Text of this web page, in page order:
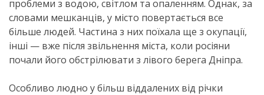
проблеми з водою, світлом та опаленням. Однак, за
словами мешканців, у місто повертається все
більше людей. Частина з них поїхала ще з окупації,
інші — вже після звільнення міста, коли росіяни
почали його обстрілювати з лівого берега Дніпра.
Особливо людно у більш віддалених від річки